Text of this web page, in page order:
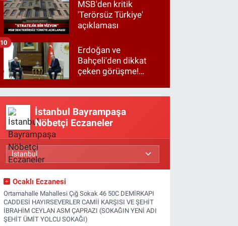
MSB'den kritik
'Terörsüz Türkiye'
açıklaması
Erdoğan ve
Bahçeli'den dikkat
çeken görüşme!
10
İstanbul Bayrampaşa
Nöbetçi Eczaneler
Ocaklı Eczanesi
Ortamahalle Mahallesi Çığ Sokak 46 50C DEMİRKAPI
CADDESİ HAYIRSEVERLER CAMİİ KARŞISI VE ŞEHİT
İBRAHİM CEYLAN ASM ÇAPRAZI (SOKAĞIN YENİ ADI
ŞEHİT ÜMİT YOLCU SOKAĞI)